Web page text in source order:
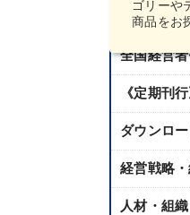
ゴリーや
商品をお
新刊音声
全国経営
《定期刊
ダウンロ
経営戦略
人材・組